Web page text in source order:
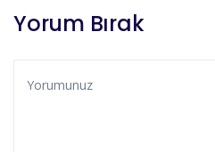
Yorum Bırak